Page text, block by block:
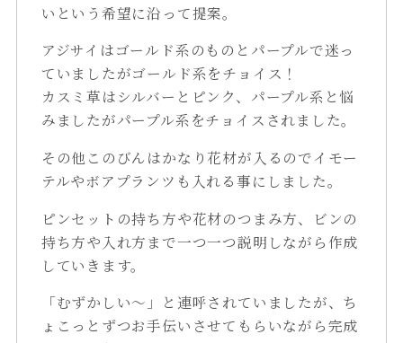
いという希望に沿って提案。
アジサイはゴールド系のものとパープルで迷っ
ていましたがゴールド系をチョイス！
カスミ草はシルバーとピンク、パープル系と悩
みましたがパープル系をチョイスされました。
その他このびんはかなり花材が入るのでイモー
テルやボアプランツも入れる事にしました。
ピンセットの持ち方や花材のつまみ方、ビンの
持ち方や入れ方まで一つ一つ説明しながら作成
していきます。
「むずかしい～」と連呼されていましたが、ち
ょこっとずつお手伝いさせてもらいながら完成